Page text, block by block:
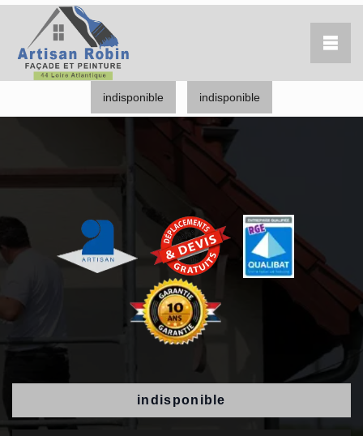
indisponible indisponible
indisponible